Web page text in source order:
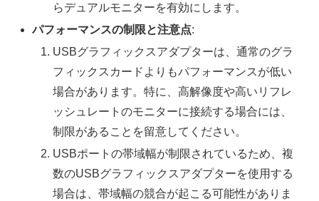
らデュアルモニターを有効にします。
パフォーマンスの制限と注意点:
USBグラフィックスアダプターは、通常のグラ
フィックスカードよりもパフォーマンスが低い
場合があります。特に、高解像度や高いリフレ
ッシュレートのモニターに接続する場合には、
制限があることを留意してください。
USBポートの帯域幅が制限されているため、複
数のUSBグラフィックスアダプターを使用する
場合は、帯域幅の競合が起こる可能性がありま